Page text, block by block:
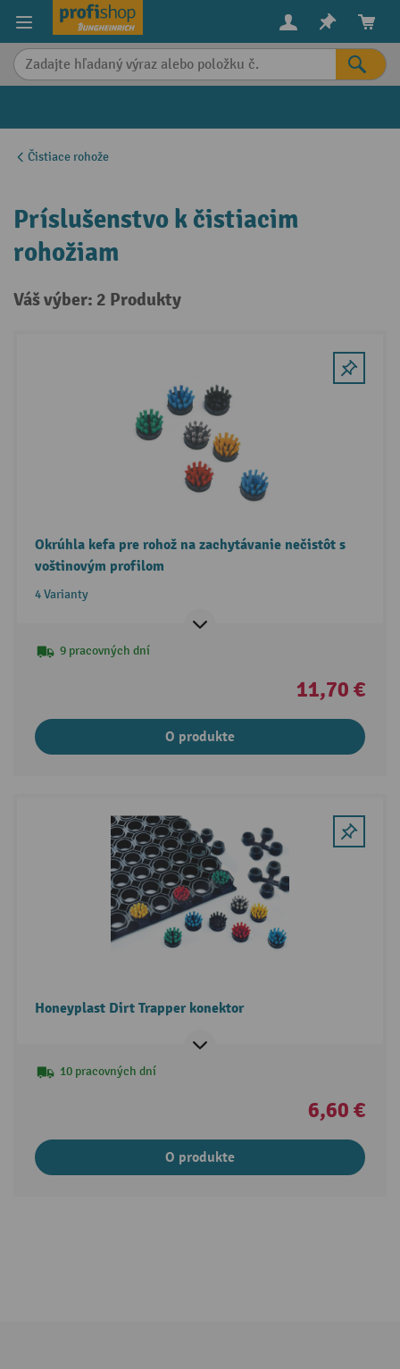
content
Čistiace rohože
Príslušenstvo k čistiacim
rohožiam
Váš výber: 2 Produkty
Okrúhla kefa pre rohož na zachytávanie nečistôt s
voštinovým profilom
4 Varianty
9 pracovných dní
11,70 €
O produkte
Honeyplast Dirt Trapper konektor
10 pracovných dní
6,60 €
O produkte